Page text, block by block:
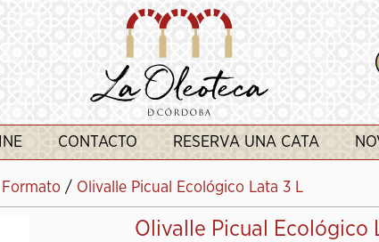
CONTACTO RESERVA UNA CATA
/ Olivalle Picual Ecológico Lata 3 L
Olivalle Picual Ecológico